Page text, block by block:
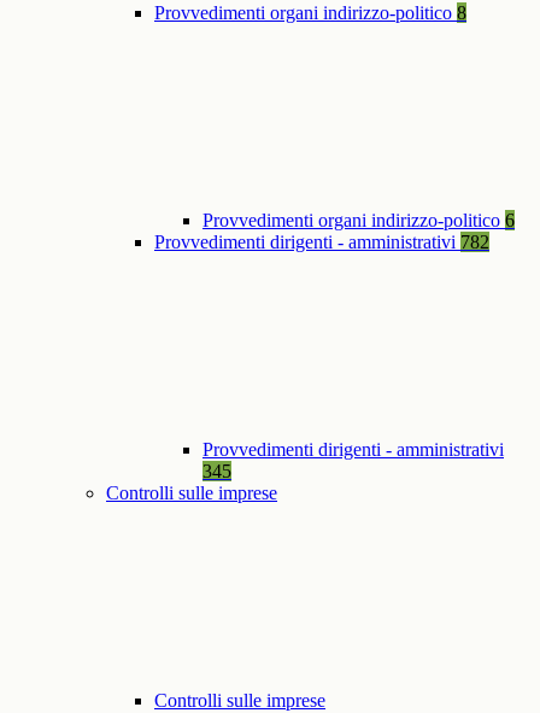
Provvedimenti organi indirizzo-politico 8
Provvedimenti organi indirizzo-politico 6
Provvedimenti dirigenti - amministrativi 782
Provvedimenti dirigenti - amministrativi
345
Controlli sulle imprese
Controlli sulle imprese